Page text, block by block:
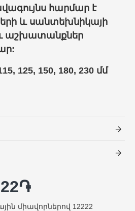
հարմար է
և սանտեխնիկայի
աշխատանքներ
125, 150, 180, 230 մմ
միավորներով 12222